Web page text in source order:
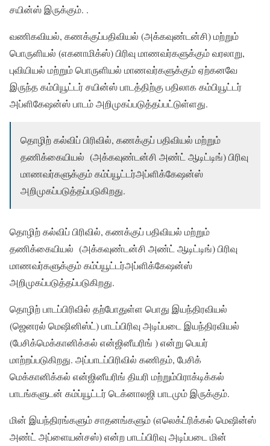
சயின்ஸ் இருக்கும். .
வணிகவியல், கணக்குப்பதிவியல் (அக்கவுண்டன்சி) மற்றும்
பொருளியல் (எகனாமிக்ஸ்) பிரிவு மாணவர்களுக்கும் வரலாறு,
புவியியல் மற்றும் பொருளியல் மாணவர்களுக்கும் ஏற்கனவே
இருந்த கம்பியூட்டர் சயின்ஸ் பாடத்திற்கு பதிலாக கம்பியூட்டர்
அப்ளிகேஷன்ஸ் பாடம் அறிமுகப்படுத்தப்பட்டுள்ளது.
தொழிற் கல்விப் பிரிவில், கணக்குப் பதிவியல் மற்றும்
தணிக்கையியல் (அக்கவுண்டன்சி அண்ட் ஆடிட்டிங்) பிரிவு
மாணவர்களுக்கும் கம்ப்யூட்டர்அப்ளிக்கேஷன்ஸ்
அறிமுகப்படுத்தப்படுகிறது.
தொழிற் கல்விப் பிரிவில், கணக்குப் பதிவியல் மற்றும்
தணிக்கையியல் (அக்கவுண்டன்சி அண்ட் ஆடிட்டிங்) பிரிவு
மாணவர்களுக்கும் கம்ப்யூட்டர்அப்ளிக்கேஷன்ஸ்
அறிமுகப்படுத்தப்படுகிறது.
தொழிற் பாடப்பிரிவில் தற்போதுள்ள பொது இயந்திரவியல்
(ஜெனரல் மெஷினிஸ்ட்) பாடப்பிரிவு அடிப்படை இயந்திரவியல்
(பேசிக்மெக்கானிக்கல் என்ஜினீயரிங் ) என்று பெயர்
மாற்றப்படுகிறது. அப்பாடப்பிரிவில் கணிதம், பேசிக்
மெக்கானிக்கல் என்ஜினீயரிங் தியரி மற்றும்பிராக்டிக்கல்
பாடங்களுடன் கம்ப்யூட்டர் டெக்னாலஜி பாடமும் இருக்கும்.
மின் இயந்திரங்களும் சாதனங்களும் (எலெக்ட்ரிக்கல் மெஷின்ஸ்
அண்ட் அப்ளையன்சஸ்) என்ற பாடப்பிரிவு அடிப்படை மின்